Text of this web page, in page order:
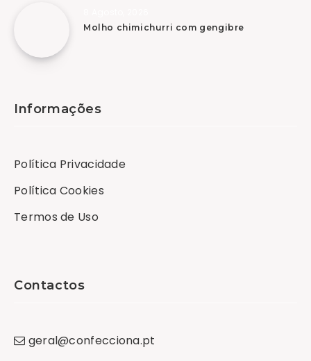
Molho chimichurri com gengibre
Informações
Política Privacidade
Política Cookies
Termos de Uso
Contactos
geral@confecciona.pt